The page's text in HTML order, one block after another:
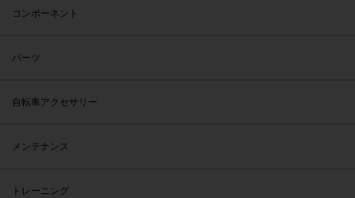
コンポーネント
パーツ
自転車アクセサリー
メンテナンス
トレーニング